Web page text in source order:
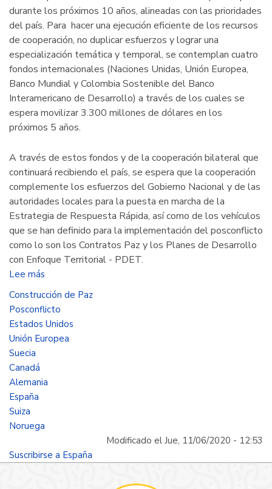
durante los próximos 10 años, alineadas con las prioridades
del país. Para hacer una ejecución eficiente de los recursos
de cooperación, no duplicar esfuerzos y lograr una
especialización temática y temporal, se contemplan cuatro
fondos internacionales (Naciones Unidas, Unión Europea,
Banco Mundial y Colombia Sostenible del Banco
Interamericano de Desarrollo) a través de los cuales se
espera movilizar 3.300 millones de dólares en los
próximos 5 años.
A través de estos fondos y de la cooperación bilateral que
continuará recibiendo el país, se espera que la cooperación
complemente los esfuerzos del Gobierno Nacional y de las
autoridades locales para la puesta en marcha de la
Estrategia de Respuesta Rápida, así como de los vehículos
que se han definido para la implementación del posconflicto
como lo son los Contratos Paz y los Planes de Desarrollo
con Enfoque Territorial - PDET.
Lee más
Actores
internacionales
en
posconflicto
Construcción de Paz
Posconflicto
Estados Unidos
Unión Europea
Suecia
Canadá
Alemania
España
Suiza
Noruega
Modificado el Jue, 11/06/2020 - 12:53
Suscribirse a España